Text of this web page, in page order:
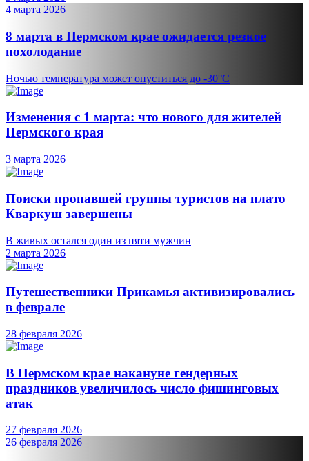
4 марта 2026
8 марта в Пермском крае ожидается резкое
похолодание
Ночью температура может опуститься до -30°C
Изменения с 1 марта: что нового для жителей
Пермского края
3 марта 2026
Поиски пропавшей группы туристов на плато
Кваркуш завершены
В живых остался один из пяти мужчин
2 марта 2026
Путешественники Прикамья активизировались
в феврале
28 февраля 2026
В Пермском крае накануне гендерных
праздников увеличилось число фишинговых
атак
27 февраля 2026
26 февраля 2026